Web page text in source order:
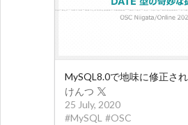
けんつ
25 July, 2020
#MySQL #OSC